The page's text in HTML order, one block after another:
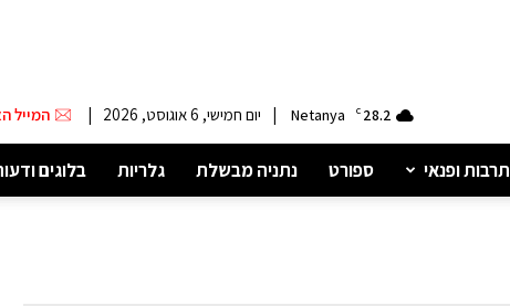
28.2
C
Netanya
| יום חמישי, 6 אוגוסט, 2026 | המייל
תרבות ופנאי ספורט נתניה מבשלת גלריות בלוגים